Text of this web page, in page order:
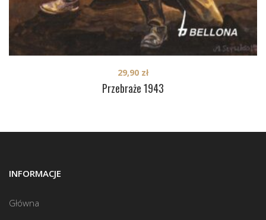
Przebraże 1943
29,90 zł
INFORMACJE
Główna